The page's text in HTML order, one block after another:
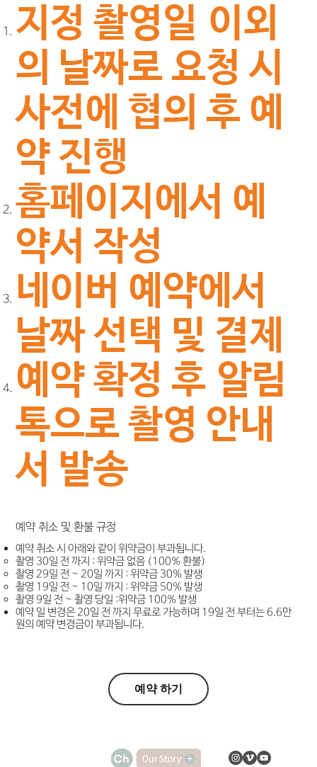
지정 촬영일 이외
의 날짜로 요청 시
사전에 협의 후 예
약 진행
홈페이지에서 예
약서 작성
네이버 예약에서
날짜 선택 및 결제
예약 확정 후 ​알림
톡으로 촬영 안내
서 발송
예약 취소 및 환불 규정
​예약 취소 시 아래와 같이 위약금이 부과됩니다.
촬영 30일 전 까지 : 위약금 없음 (100% 환불)
촬영 29일 전 ~ 20일 까지 : 위약금 30% 발생
촬영 19일 전 ~ 10일 까지 : 위약금 50% 발생
촬영 9일 전 ~ 촬영 당일 :위약금 100% 발생
​예약 일 변경은 20일 전 까지 무료로 가능하며 19일 전 부터는 6.6만
원의 예약 변경금이 부과됩니다.
예약 하기